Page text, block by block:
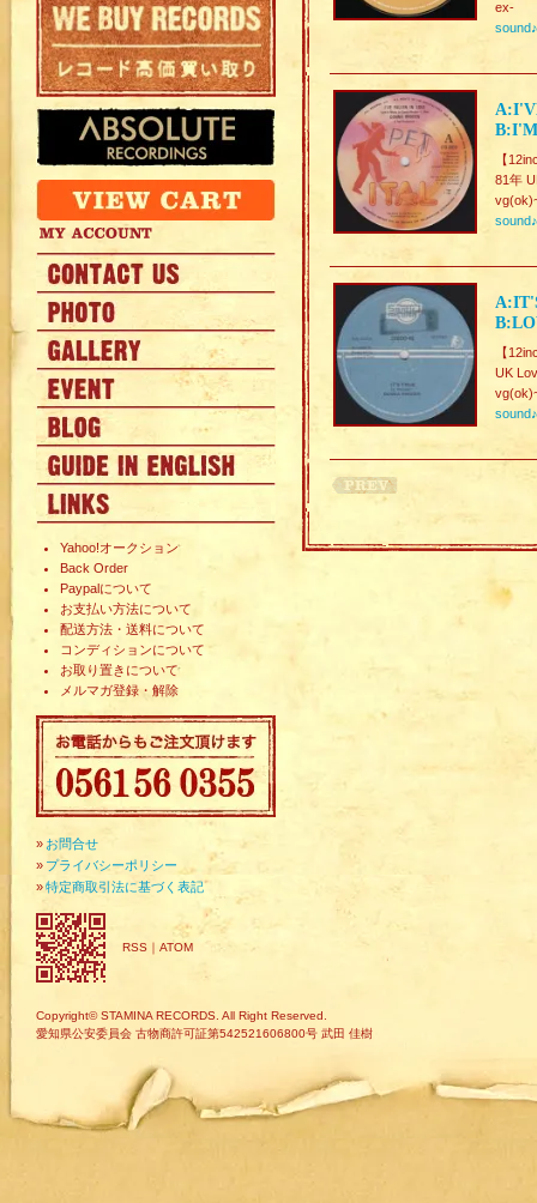
Yahoo!オークション
Back Order
Paypalについて
お支払い方法について
配送方法・送料について
コンディションについて
お取り置きについて
メルマガ登録・解除
» お問合せ
» プライバシーポリシー
»特定商取引法に基づく表記
RSS ｜ ATOM
ex-
sound♪
【
81年
sound♪
【
UK
sound♪
Copyright© STAMINA RECORDS. All Right Reserved.
愛知県公安委員会 古物商許可証第542521606800号 武田 佳樹